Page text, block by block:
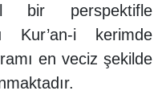
bir perspektifle
Kur’an-i kerimde
en veciz şekilde